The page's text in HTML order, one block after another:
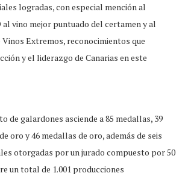
logradas, con especial mención al
al vino mejor puntuado del certamen y al
Extremos, reconocimientos que
y el liderazgo de Canarias en este
de galardones asciende a 85 medallas, 39
oro y 46 medallas de oro, además de seis
otorgadas por un jurado compuesto por 50
un total de 1.001 producciones